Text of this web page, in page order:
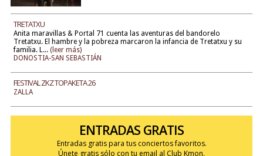
TRETATXU
Anita maravillas & Portal 71 cuenta las aventuras del bandorelo
Tretatxu. El hambre y la pobreza marcaron la infancia de Tretatxu y su
familia. L... (leer más)
DONOSTIA-SAN SEBASTIÁN
FESTIVAL ZKZ TOPAKETA 26
ZALLA
ENTRADAS GRATIS
Entradas gratis para tus conciertos favoritos.
Únete gratis sólo con tu email al Club Kmon.